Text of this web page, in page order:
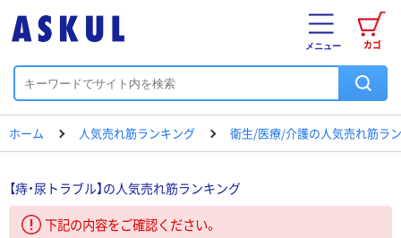
カゴ
メニュー
ホーム 人気売れ筋ランキング 衛生/医療/介護の人気売れ筋ラ
【痔・尿トラブル】の人気売れ筋ランキング
下記の内容をご確認ください。